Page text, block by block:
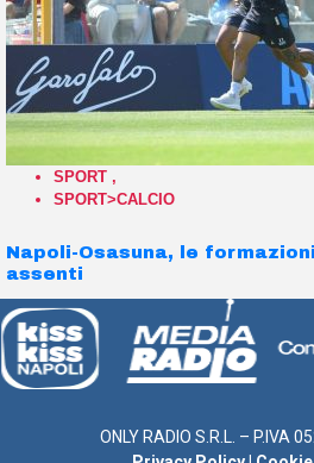
SPORT ,
SPORT>CALCIO
Napoli-Osasuna, le
assenti
ONLY RADIO S.R.L. – P.IVA